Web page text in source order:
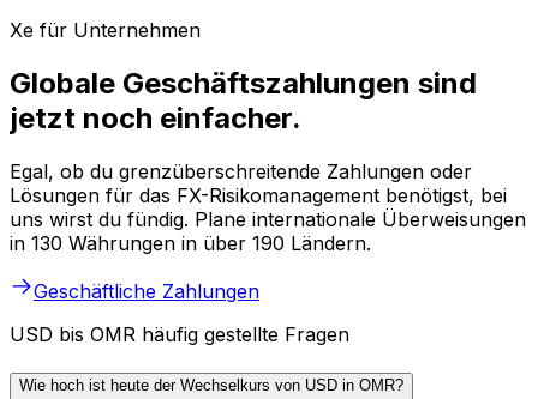
Xe für Unternehmen
Globale Geschäftszahlungen sind
jetzt noch einfacher.
Egal, ob du grenzüberschreitende Zahlungen oder
Lösungen für das FX-Risikomanagement benötigst, bei
uns wirst du fündig. Plane internationale Überweisungen
in 130 Währungen in über 190 Ländern.
Geschäftliche Zahlungen
USD bis OMR häufig gestellte Fragen
Wie hoch ist heute der Wechselkurs von USD in OMR?